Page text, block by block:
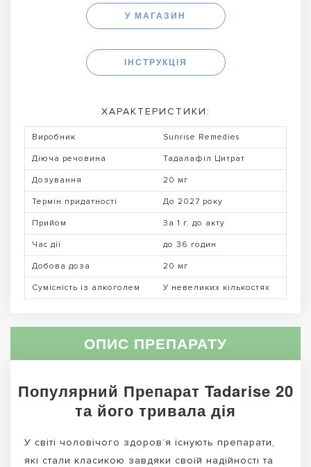
У МАГАЗИН
ІНСТРУКЦІЯ
ХАРАКТЕРИСТИКИ:
Виробник Sunrise Remedies
Діюча речовина Тадалафіл Цитрат
Дозування 20 мг
Термін придатності До 2027 року
Прийом За 1 г. до акту
Час дії до 36 годин
Добова доза 20 мг
Сумісність із алкоголем У невеликих кількостях
ОПИС ПРЕПАРАТУ
Популярний Препарат Tadarise 20
та його тривала дія
У світі чоловічого здоров’я існують препарати,
які стали класикою завдяки своїй надійності та